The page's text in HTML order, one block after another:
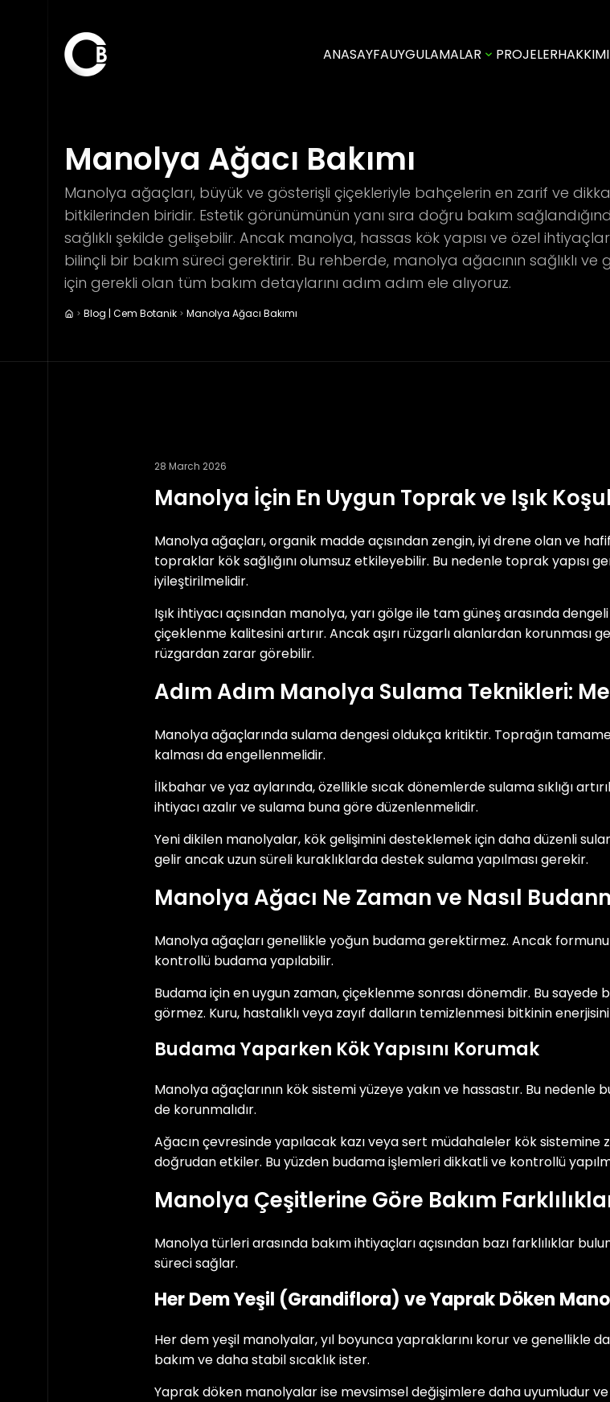
ANASAYFAUYGULAMALAR PROJELER
Manolya Ağacı Bakımı
Manolya ağaçları, büyük ve gösterişli çiçekleriyle bahçelerin en zarif ve
bitkilerinden biridir. Estetik görünümünün yanı sıra doğru bakım
sağlıklı şekilde gelişebilir. Ancak manolya, hassas kök yapısı ve özel
bilinçli bir bakım süreci gerektirir. Bu rehberde, manolya ağacının sağlıklı ve
için gerekli olan tüm bakım detaylarını adım adım ele alıyoruz.
Blog | Cem Botanik Manolya Ağacı Bakımı
28 March 2026
Manolya İçin En Uygun Toprak ve Işık
Manolya ağaçları, organik madde açısından zengin, iyi drene olan ve
topraklar kök sağlığını olumsuz etkileyebilir. Bu nedenle toprak
iyileştirilmelidir.
Işık ihtiyacı açısından manolya, yarı gölge ile tam güneş arasında
çiçeklenme kalitesini artırır. Ancak aşırı rüzgarlı alanlardan korunması
rüzgardan zarar görebilir.
Adım Adım Manolya Sulama Teknikleri:
Manolya ağaçlarında sulama dengesi oldukça kritiktir. Toprağın
kalması da engellenmelidir.
İlkbahar ve yaz aylarında, özellikle sıcak dönemlerde sulama sıklığı
ihtiyacı azalır ve sulama buna göre düzenlenmelidir.
Yeni dikilen manolyalar, kök gelişimini desteklemek için daha düzenli
gelir ancak uzun süreli kuraklıklarda destek sulama yapılması gerekir.
Manolya Ağacı Ne Zaman ve Nasıl
Manolya ağaçları genellikle yoğun budama gerektirmez. Ancak
kontrollü budama yapılabilir.
Budama için en uygun zaman, çiçeklenme sonrası dönemdir. Bu
görmez. Kuru, hastalıklı veya zayıf dalların temizlenmesi bitkinin
Budama Yaparken Kök Yapısını Korumak
Manolya ağaçlarının kök sistemi yüzeye yakın ve hassastır. Bu nedenle
de korunmalıdır.
Ağacın çevresinde yapılacak kazı veya sert müdahaleler kök sistemine
doğrudan etkiler. Bu yüzden budama işlemleri dikkatli ve kontrollü
Manolya Çeşitlerine Göre Bakım
Manolya türleri arasında bakım ihtiyaçları açısından bazı farklılıklar
süreci sağlar.
Her Dem Yeşil (Grandiflora) ve Yaprak Döken
Her dem yeşil manolyalar, yıl boyunca yapraklarını korur ve genellikle
bakım ve daha stabil sıcaklık ister.
Yaprak döken manolyalar ise mevsimsel değişimlere daha uyumludur